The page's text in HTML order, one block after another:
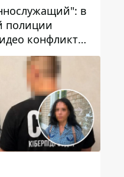
в
полиции
конфликта
без ноги на
в Днепре